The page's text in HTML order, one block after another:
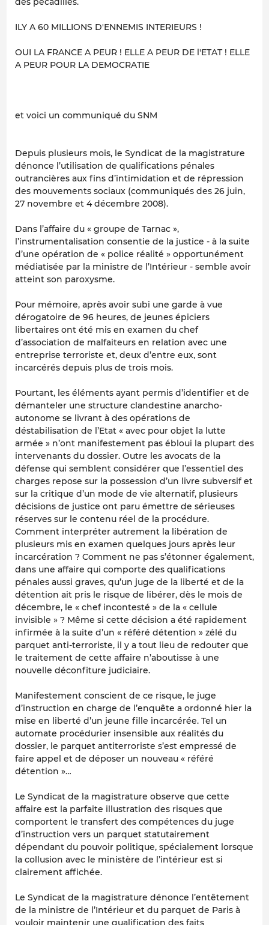
ILY A 60 MILLIONS D'ENNEMIS INTERIEURS !
OUI LA FRANCE A PEUR ! ELLE A PEUR DE l'ETAT ! ELLE
A PEUR POUR LA DEMOCRATIE
et voici un communiqué du SNM
Depuis plusieurs mois, le Syndicat de la magistrature
dénonce l’utilisation de qualifications pénales
outrancières aux fins d’intimidation et de répression
des mouvements sociaux (communiqués des 26 juin,
27 novembre et 4 décembre 2008).
Dans l’affaire du « groupe de Tarnac »,
l’instrumentalisation consentie de la justice - à la suite
d’une opération de « police réalité » opportunément
médiatisée par la ministre de l’Intérieur - semble avoir
atteint son paroxysme.
Pour mémoire, après avoir subi une garde à vue
dérogatoire de 96 heures, de jeunes épiciers
libertaires ont été mis en examen du chef
d’association de malfaiteurs en relation avec une
entreprise terroriste et, deux d’entre eux, sont
incarcérés depuis plus de trois mois.
Pourtant, les éléments ayant permis d’identifier et de
démanteler une structure clandestine anarcho-
autonome se livrant à des opérations de
déstabilisation de l’Etat « avec pour objet la lutte
armée » n’ont manifestement pas ébloui la plupart des
intervenants du dossier. Outre les avocats de la
défense qui semblent considérer que l’essentiel des
charges repose sur la possession d’un livre subversif et
sur la critique d’un mode de vie alternatif, plusieurs
décisions de justice ont paru émettre de sérieuses
réserves sur le contenu réel de la procédure.
Comment interpréter autrement la libération de
plusieurs mis en examen quelques jours après leur
incarcération ? Comment ne pas s’étonner également,
dans une affaire qui comporte des qualifications
pénales aussi graves, qu’un juge de la liberté et de la
détention ait pris le risque de libérer, dès le mois de
décembre, le « chef incontesté » de la « cellule
invisible » ? Même si cette décision a été rapidement
infirmée à la suite d’un « référé détention » zélé du
parquet anti-terroriste, il y a tout lieu de redouter que
le traitement de cette affaire n’aboutisse à une
nouvelle déconfiture judiciaire.
Manifestement conscient de ce risque, le juge
d’instruction en charge de l’enquête a ordonné hier la
mise en liberté d’un jeune fille incarcérée. Tel un
automate procédurier insensible aux réalités du
dossier, le parquet antiterroriste s’est empressé de
faire appel et de déposer un nouveau « référé
détention »…
Le Syndicat de la magistrature observe que cette
affaire est la parfaite illustration des risques que
comportent le transfert des compétences du juge
d’instruction vers un parquet statutairement
dépendant du pouvoir politique, spécialement lorsque
la collusion avec le ministère de l’intérieur est si
clairement affichée.
Le Syndicat de la magistrature dénonce l’entêtement
de la ministre de l’Intérieur et du parquet de Paris à
vouloir maintenir une qualification des faits